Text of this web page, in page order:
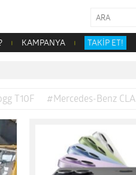
KAMPANYA TAKİP ET!
T10F #Mercedes-Benz CLA